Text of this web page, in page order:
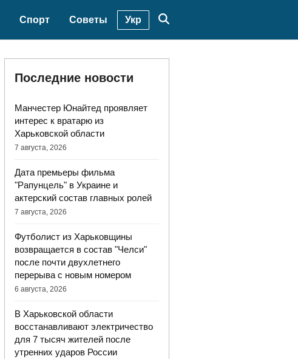
Спорт Советы Укр
Последние новости
Манчестер Юнайтед проявляет
интерес к вратарю из
Харьковской области
7 августа, 2026
Дата премьеры фильма
"Рапунцель" в Украине и
актерский состав главных ролей
7 августа, 2026
Футболист из Харьковщины
возвращается в состав "Челси"
после почти двухлетнего
перерыва с новым номером
6 августа, 2026
В Харьковской области
восстанавливают электричество
для 7 тысяч жителей после
утренних ударов России